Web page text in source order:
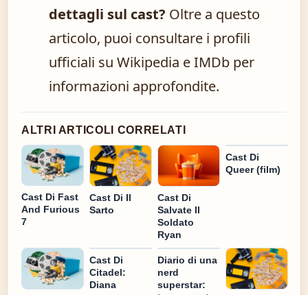
dettagli sul cast? Oltre a questo
articolo, puoi consultare i profili
ufficiali su Wikipedia e IMDb per
informazioni approfondite.
ALTRI ARTICOLI CORRELATI
Cast Di Fast
And Furious
7
Cast Di Il
Sarto
Cast Di
Salvate Il
Soldato
Ryan
Cast Di
Queer (film)
Cast Di
Citadel:
Diana
Diario di una
nerd
superstar: